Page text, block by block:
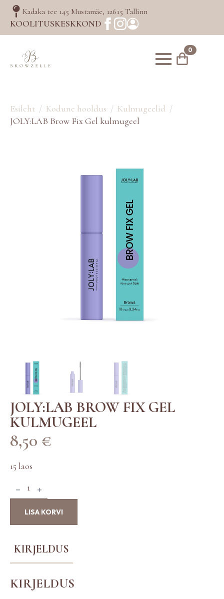
Kadaka tee 145 Mustamäe, 12615 Tallinn
KOOLITUSKESKKOND
0
Esileht Kodune hooldus
Kulmugeelid
JOLY:LAB Brow Fix Gel kulmugeel
JOLY:LAB BROW FIX GEL
KULMUGEEL
8,50 €
15 laos
O
:
A
B
B
o
LISA KORVI
KIRJELDUS
KIRJELDUS